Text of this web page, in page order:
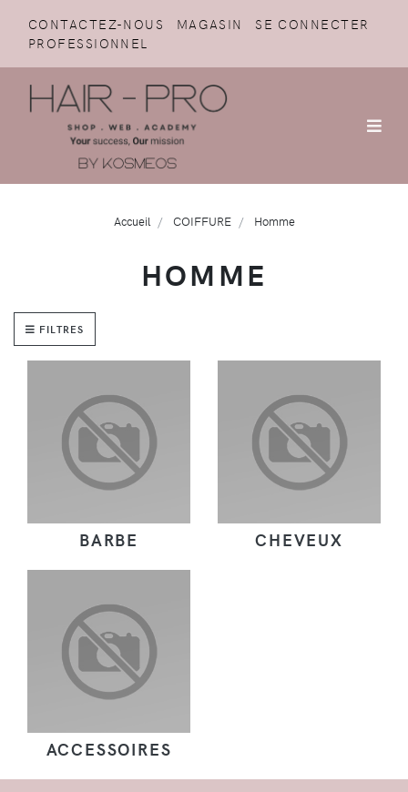
CONTACTEZ-NOUS MAGASIN
SE CONNECTER
PROFESSIONNEL
Accueil COIFFURE Homme
HOMME
FILTRES
BARBE CHEVEUX
ACCESSOIRES